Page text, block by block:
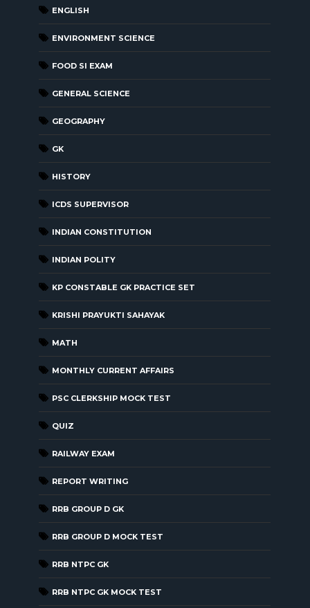
ENGLISH
ENVIRONMENT SCIENCE
FOOD SI EXAM
GENERAL SCIENCE
GEOGRAPHY
GK
HISTORY
ICDS SUPERVISOR
INDIAN CONSTITUTION
INDIAN POLITY
KP CONSTABLE GK PRACTICE SET
KRISHI PRAYUKTI SAHAYAK
MATH
MONTHLY CURRENT AFFAIRS
PSC CLERKSHIP MOCK TEST
QUIZ
RAILWAY EXAM
REPORT WRITING
RRB GROUP D GK
RRB GROUP D MOCK TEST
RRB NTPC GK
RRB NTPC GK MOCK TEST